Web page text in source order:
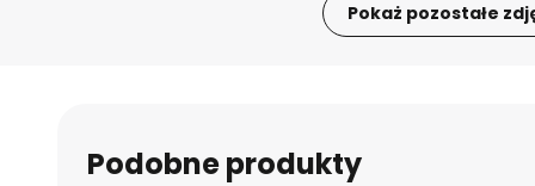
Pokaż pozostałe
Podobne produkty